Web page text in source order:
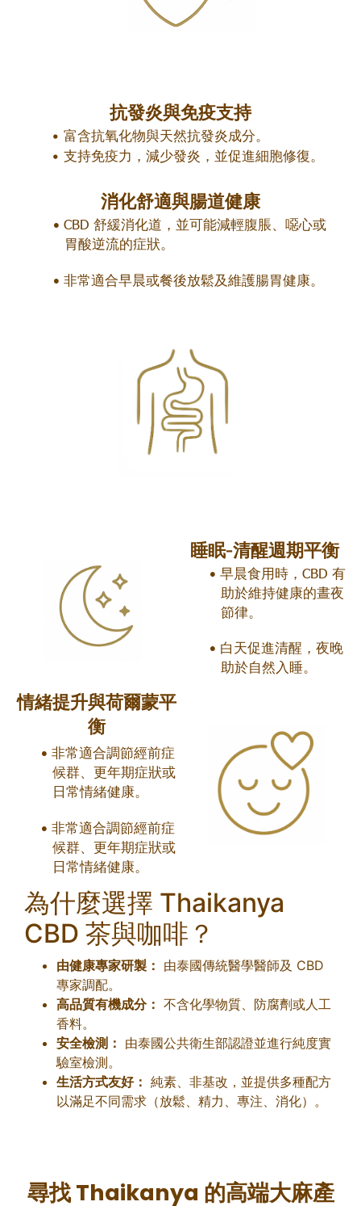
抗發炎與免疫支持
富含抗氧化物與天然抗發炎成分。
支持免疫力，減少發炎，並促進細胞修復。
消化舒適與腸道健康
CBD 舒緩消化道，並可能減輕腹脹、噁心或
胃酸逆流的症狀。
非常適合早晨或餐後放鬆及維護腸胃健康。
睡眠-清醒週期平衡
早晨食用時，CBD 有
助於維持健康的晝夜
節律。
白天促進清醒，夜晚
助於自然入睡。
情緒提升與荷爾蒙平
衡
非常適合調節經前症
候群、更年期症狀或
日常情緒健康。
非常適合調節經前症
候群、更年期症狀或
日常情緒健康。
為什麼選擇 Thaikanya
CBD 茶與咖啡？
由健康專家研製： 由泰國傳統醫學醫師及 CBD
專家調配。
高品質有機成分： 不含化學物質、防腐劑或人工
香料。
安全檢測： 由泰國公共衛生部認證並進行純度實
驗室檢測。
生活方式友好： 純素、非基改，並提供多種配方
以滿足不同需求（放鬆、精力、專注、消化）。
尋找 Thaikanya 的高端大麻產